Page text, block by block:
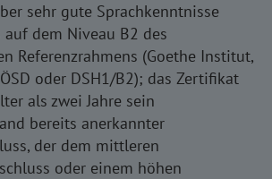
sehr gute Sprachkenntnisse
dem Niveau B2 des
Referenzrahmens (Goethe Institut,
oder DSH1/B2); das Zertifikat
als zwei Jahre sein
bereits anerkannter
der dem mittleren
oder einem höhen